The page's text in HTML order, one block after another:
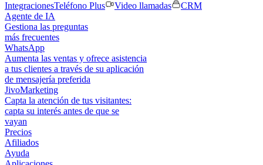
IntegracionesTeléfono Plus Video llamadas
CRM
Agente de IA
Gestiona las preguntas
más frecuentes
WhatsApp
Aumenta las ventas y ofrece asistencia
a tus clientes a través de su aplicación
de mensajería preferida
JivoMarketing
Capta la atención de tus visitantes:
capta su interés antes de que se
vayan
Precios
Afiliados
Ayuda